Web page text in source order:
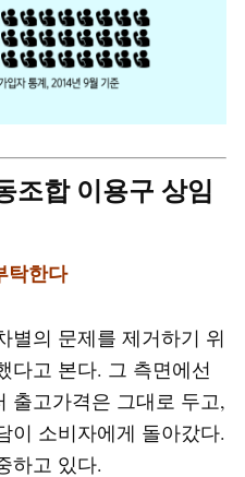
조합 이용구 상임
탁한다
별의 문제를 제거하기 위
다고 본다. 그 측면에선
출고가격은 그대로 두고,
이 소비자에게 돌아갔다.
하고 있다.